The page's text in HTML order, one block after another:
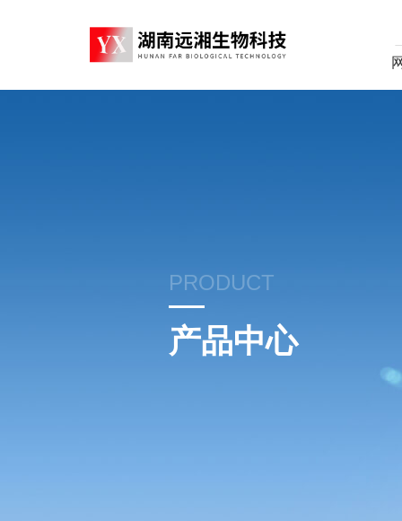
PRODUCT
产品中心